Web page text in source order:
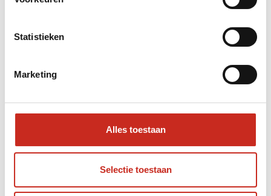
Statistieken
Marketing
Alles toestaan
Selectie toestaan
In de middag kom ik aan in Songpan. Een oud
vestingstadje met stadsmuren uit de Ming-
het centrum. De eigenaar vertelt trots over zijn
de hele voorraad uitgestald op een tafel net
Omdat het weer een prachtige zonnige dag is,
uur klimmen. De tempel zelf vond ik iets
minder indrukwekkend dan verwacht, maar